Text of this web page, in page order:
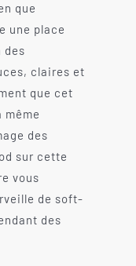
que
une place
des
claires et
que cet
même
des
sur cette
vous
de soft-
des